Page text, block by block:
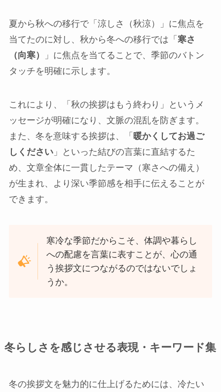
夏から秋への移行で「涼しさ（秋涼）」に焦点を
当てたのに対し、秋から冬への移行では「 寒さ
（向寒）
」に焦点を当てることで、季節のバトン
タッチを明確に示します。
これにより、「秋の挨拶はもう終わり」というメ
ッセージが明確になり、文脈の混乱を防ぎます。
また、冬を意味する挨拶は、「 暖かくしてお過ご
しください」といった結びの言葉に直結するた
め、文章全体に一貫したテーマ（寒さへの備え）
が生まれ、より深い季節感を相手に伝えることが
できます。
寒冷な季節だからこそ、体調や暮らし
への配慮を言葉に表すことが、心の通
う挨拶文につながるのではないでしょ
うか。
冬らしさを感じさせる表現・キーワード集
冬の挨拶文を魅力的に仕上げるためには、冷たい